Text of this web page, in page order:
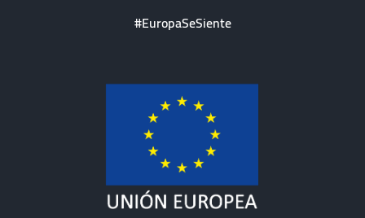
#EuropaSeSiente